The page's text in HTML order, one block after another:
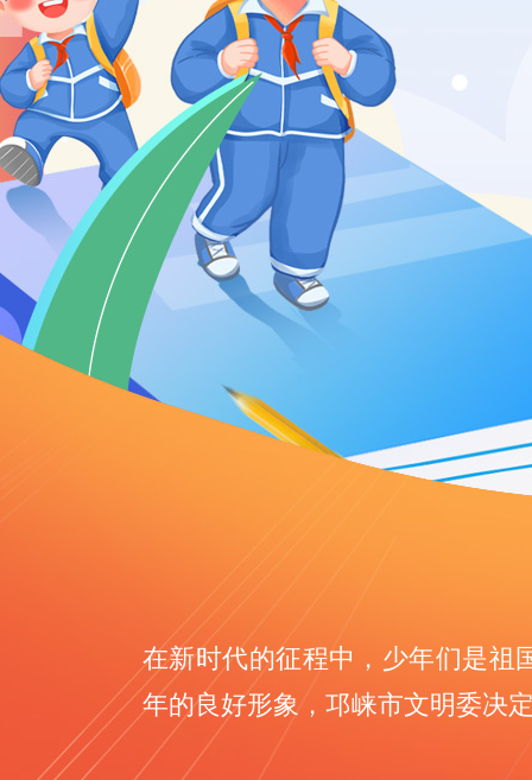
在新时代的征程中，少年们是祖
年的良好形象，邛崃市文明委决